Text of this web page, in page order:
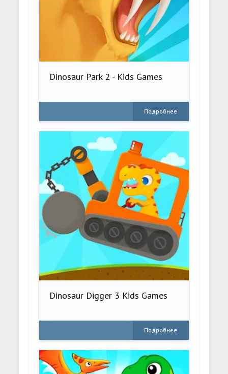
Dinosaur Park 2 - Kids Games
Подробнее
Dinosaur Digger 3 Kids Games
Подробнее